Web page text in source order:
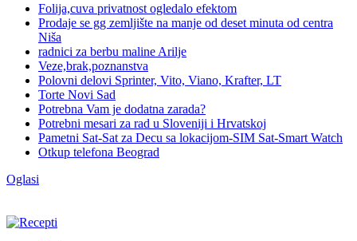
Folija,cuva privatnost ogledalo efektom
Prodaje se gg zemljište na manje od deset minuta od centra
Niša
radnici za berbu maline Arilje
Veze,brak,poznanstva
Polovni delovi Sprinter, Vito, Viano, Krafter, LT
Torte Novi Sad
Potrebna Vam je dodatna zarada?
Potrebni mesari za rad u Sloveniji i Hrvatskoj
Pametni Sat-Sat za Decu sa lokacijom-SIM Sat-Smart Watch
Otkup telefona Beograd
Oglasi